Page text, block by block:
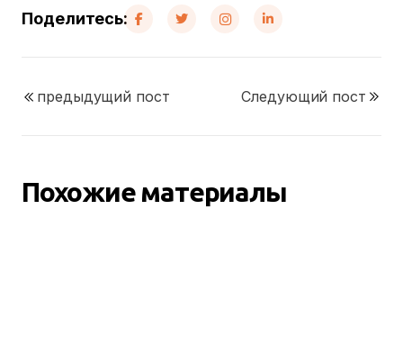
Поделитесь:
предыдущий пост Следующий пост
Похожие материалы